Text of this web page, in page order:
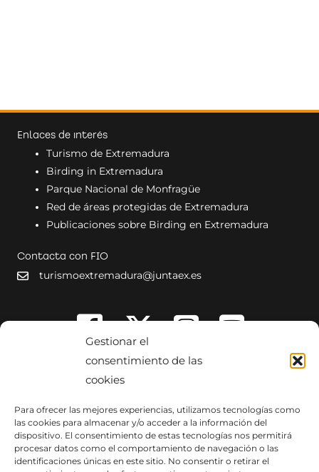
Gestionar el
consentimiento de las
cookies
Para ofrecer las mejores experiencias, utilizamos tecnologías como
las cookies para almacenar y/o acceder a la información del
dispositivo. El consentimiento de estas tecnologías nos permitirá
procesar datos como el comportamiento de navegación o las
identificaciones únicas en este sitio. No consentir o retirar el
Enlaces de interés
Turismo de Extremadura
Birding in Extremadura
Parque Nacional de Monfragüe
Red de áreas protegidas de Extremadura
Publicaciones sobre Birding en Extremadura
Contacta con FIO
turismoextremadura@juntaex.es